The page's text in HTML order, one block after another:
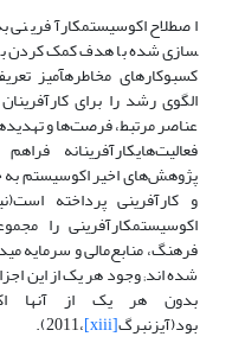
سازی شده با هدف کمک کردن
کسب­و­کارهای مخاطره­آمیز
الگوی رشد را برای
عناصر مرتبط، فرصت‌ها و
پژوهش‌های اخیر اکوسیستم به
و کارآفرینی پرداخته
اکوسیستم­کارآفرینی را
فرهنگ، منابع‌مالی و سرمایه
شده اند; وجود هر یک از این
بدون هر یک از آنها
بود(آیزنبرگ[xiii]
،2011).